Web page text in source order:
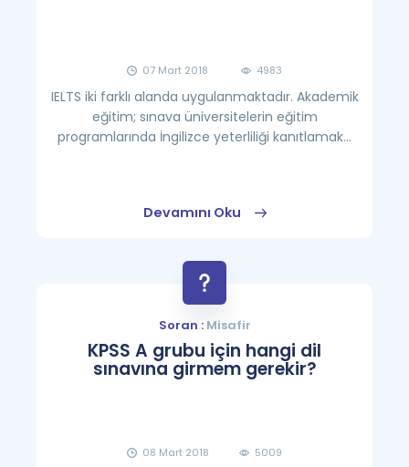
07 Mart 2018 4983
IELTS iki farklı alanda uygulanmaktadır. Akademik
eğitim; sınava üniversitelerin eğitim
programlarında İngilizce yeterliliği kanıtlamak...
Devamını Oku
Soran :Misafir
KPSS A grubu için hangi dil
sınavına girmem gerekir?
08 Mart 2018 5009